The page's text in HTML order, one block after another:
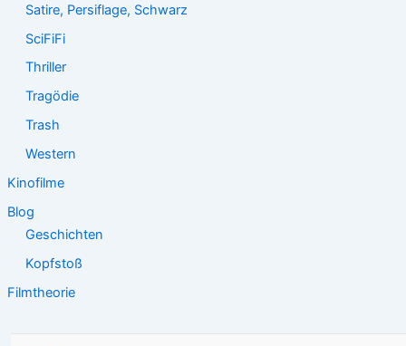
Satire, Persiflage, Schwarz
SciFiFi
Thriller
Tragödie
Trash
Western
Kinofilme
Blog
Geschichten
Kopfstoß
Filmtheorie